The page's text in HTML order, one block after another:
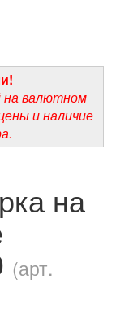
на валютном
и наличие
на
(арт.